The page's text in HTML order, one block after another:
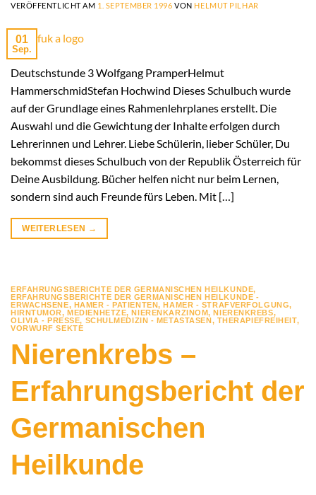
VERÖFFENTLICHT AM 1. SEPTEMBER 1996 VON HELMUT PILHAR
01
Sep.
Deutschstunde 3 Wolfgang PramperHelmut
HammerschmidStefan Hochwind Dieses Schulbuch wurde
auf der Grundlage eines Rahmenlehrplanes erstellt. Die
Auswahl und die Gewichtung der Inhalte erfolgen durch
Lehrerinnen und Lehrer. Liebe Schülerin, lieber Schüler, Du
bekommst dieses Schulbuch von der Republik Österreich für
Deine Ausbildung. Bücher helfen nicht nur beim Lernen,
sondern sind auch Freunde fürs Leben. Mit […]
WEITERLESEN →
ERFAHRUNGSBERICHTE DER GERMANISCHEN HEILKUNDE,
ERFAHRUNGSBERICHTE DER GERMANISCHEN HEILKUNDE -
ERWACHSENE, HAMER - PATIENTEN,HAMER - STRAFVERFOLGUNG,
HIRNTUMOR,MEDIENHETZE,NIERENKARZINOM,NIERENKREBS,
OLIVIA - PRESSE, SCHULMEDIZIN - METASTASEN, THERAPIEFREIHEIT,
VORWURF SEKTE
Nierenkrebs –
Erfahrungsbericht der
Germanischen
Heilkunde